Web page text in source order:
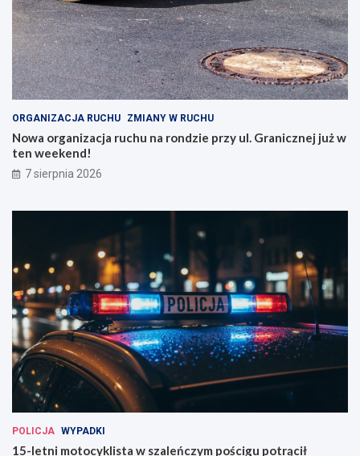
ORGANIZACJA RUCHU ZMIANY W RUCHU
Nowa organizacja ruchu na rondzie przy ul. Granicznej już w
ten weekend!
7 sierpnia 2026
POLICJA WYPADKI
15-letni motocyklista w szaleńczym pościgu potrącił